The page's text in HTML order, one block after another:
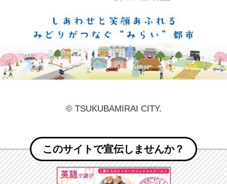
© TSUKUBAMIRAI CITY.
このサイトで宣伝しませんか？